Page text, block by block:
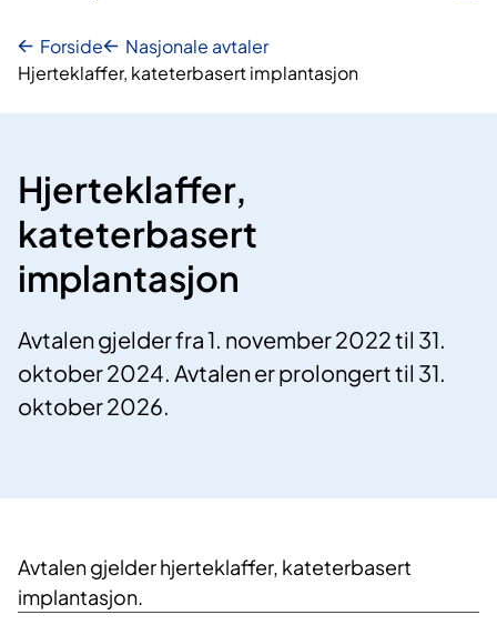
Forside
Nasjonale avtaler
Hjerteklaffer, kateterbasert implantasjon
Hjerteklaffer,
kateterbasert
implantasjon
Avtalen gjelder fra 1. november 2022 til 31.
oktober 2024. Avtalen er prolongert til 31.
oktober 2026.
Avtalen gjelder hjerteklaffer, kateterbasert
implantasjon.